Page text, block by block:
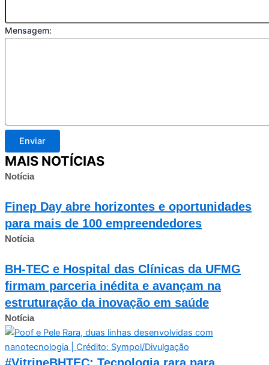
Mensagem:
Enviar
MAIS NOTÍCIAS
Notícia
Finep Day abre horizontes e oportunidades
para mais de 100 empreendedores
Notícia
BH-TEC e Hospital das Clínicas da UFMG
firmam parceria inédita e avançam na
estruturação da inovação em saúde
Notícia